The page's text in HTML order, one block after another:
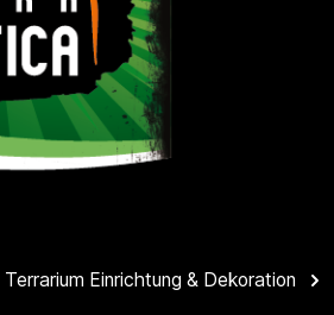
Terrarium Einrichtung & Dekoration